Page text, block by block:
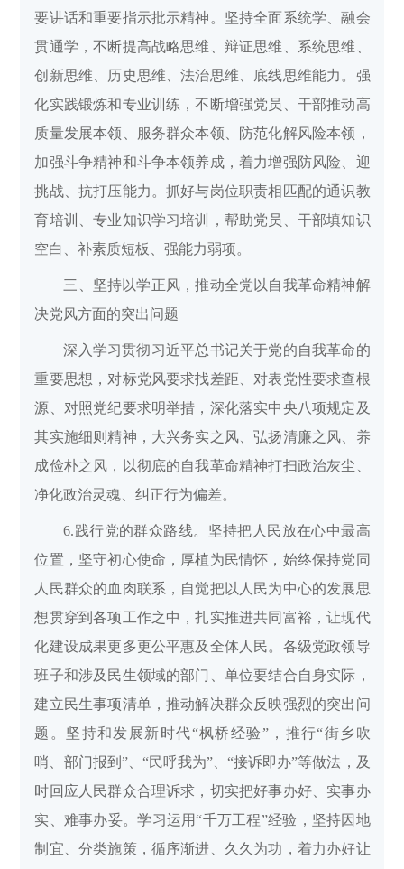
要讲话和重要指示批示精神。坚持全面系统学、融会
贯通学，不断提高战略思维、辩证思维、系统思维、
创新思维、历史思维、法治思维、底线思维能力。强
化实践锻炼和专业训练，不断增强党员、干部推动高
质量发展本领、服务群众本领、防范化解风险本领，
加强斗争精神和斗争本领养成，着力增强防风险、迎
挑战、抗打压能力。抓好与岗位职责相匹配的通识教
育培训、专业知识学习培训，帮助党员、干部填知识
空白、补素质短板、强能力弱项。
三、坚持以学正风，推动全党以自我革命精神解
决党风方面的突出问题
深入学习贯彻习近平总书记关于党的自我革命的
重要思想，对标党风要求找差距、对表党性要求查根
源、对照党纪要求明举措，深化落实中央八项规定及
其实施细则精神，大兴务实之风、弘扬清廉之风、养
成俭朴之风，以彻底的自我革命精神打扫政治灰尘、
净化政治灵魂、纠正行为偏差。
6.践行党的群众路线。坚持把人民放在心中最高
位置，坚守初心使命，厚植为民情怀，始终保持党同
人民群众的血肉联系，自觉把以人民为中心的发展思
想贯穿到各项工作之中，扎实推进共同富裕，让现代
化建设成果更多更公平惠及全体人民。各级党政领导
班子和涉及民生领域的部门、单位要结合自身实际，
建立民生事项清单，推动解决群众反映强烈的突出问
题。坚持和发展新时代“枫桥经验”，推行“街乡吹
哨、部门报到”、“民呼我为”、“接诉即办”等做法，及
时回应人民群众合理诉求，切实把好事办好、实事办
实、难事办妥。学习运用“千万工程”经验，坚持因地
制宜、分类施策，循序渐进、久久为功，着力办好让